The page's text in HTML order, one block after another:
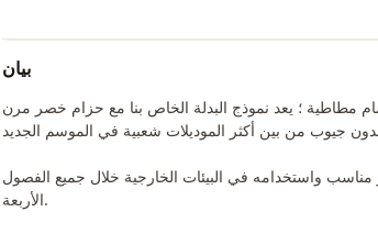
بيان
مطاطية ؛ يعد نموذج البدلة الخاص بنا مع حزام خصر مرن
واستخدامه في البيئات الخارجية خلال جميع الفصول
الأربعة.